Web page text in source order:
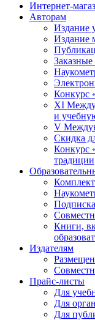
Интернет-
Авторам
Издание
Издание
Заказные
Конкурс
XI
и
V
Скидка
Конкурс
Книги,
Издателям
Прайс-листы
Для
Для
Для